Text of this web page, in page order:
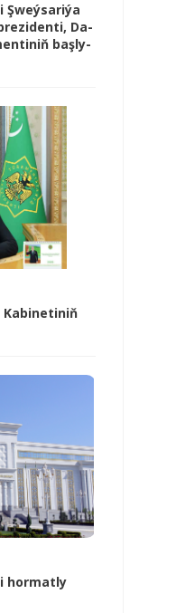
Da­
baş­ly­
hormatly